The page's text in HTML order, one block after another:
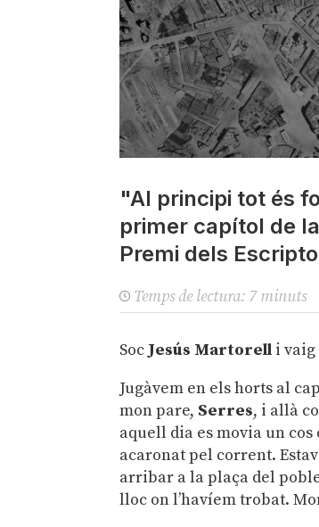
"Al principi tot és
primer capítol de
Premi dels
Temps de lectura: 7minuts
Soc Jesús Martorell i vaig
Jugàvem en els horts al
mon pare, Serres, i allà
aquell dia es movia un
acaronat pel corrent.
arribar a la plaça del
lloc on l’havíem trobat.